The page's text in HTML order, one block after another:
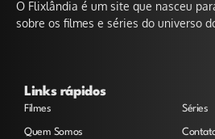
O Flixlândia é um site que nasceu
sobre os filmes e séries do universo
Links rápidos
Filmes Séries
Quem Somos